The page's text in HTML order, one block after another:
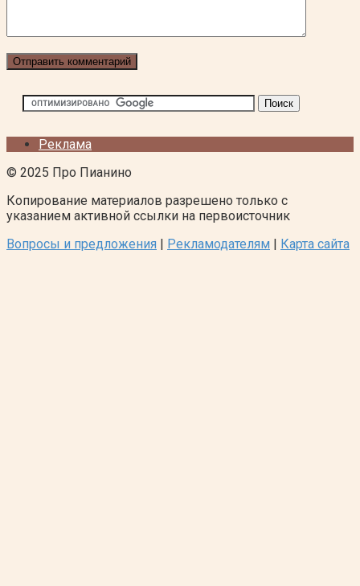
Реклама
© 2025 Про Пианино
Копирование материалов разрешено только с
указанием активной ссылки на первоисточник
Вопросы и предложения | Рекламодателям | Карта сайта